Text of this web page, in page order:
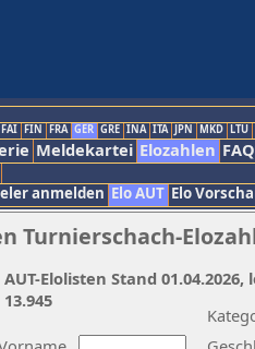
FAI FIN FRA GER GRE INA ITA JPN MKD LTU
Meldekartei Elozahlen FAQ
anmelden Elo AUT Elo
AUT-Elolisten Stand
13.945